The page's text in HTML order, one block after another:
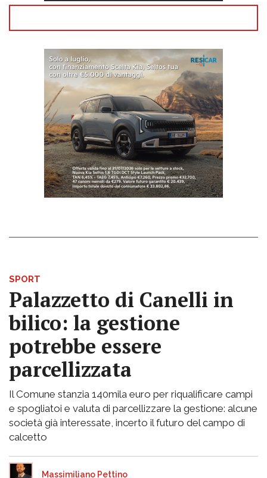
SPORT
Palazzetto di Canelli in
bilico: la gestione
potrebbe essere
parcellizzata
Il Comune stanzia 140mila euro per riqualificare campi
e spogliatoi e valuta di parcellizzare la gestione: alcune
società già interessate, incerto il futuro del campo di
calcetto
Massimiliano Pettino